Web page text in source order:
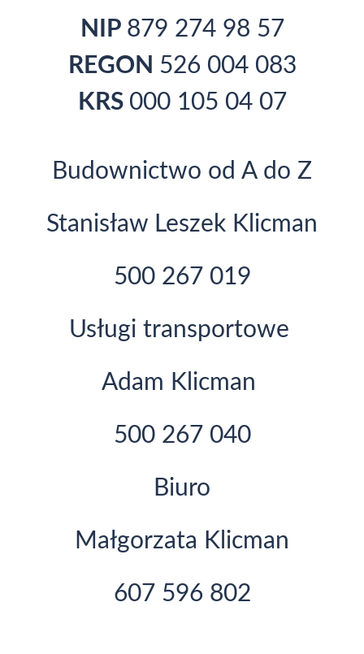
NIP 879 274 98 57
REGON 526 004 083
KRS 000 105 04 07
Budownictwo od A do Z
Stanisław Leszek Klicman
500 267 019
Usługi transportowe
Adam Klicman
500 267 040
Biuro
Małgorzata Klicman
607 596 802